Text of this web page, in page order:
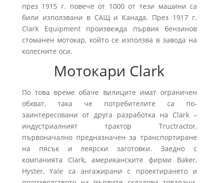
през 1915 г. повече от 1000 от тези машини са
били използвани в САЩ и Канада. През 1917 г.
Clark Equipment произвежда първия бензинов
стоманен мотокар, който се използва в завода на
колесните оси.
Мотокари Clark
По това време обаче вилиците имат ограничен
обхват, така че потребителите са по-
заинтересовани от друга разработка на Clark –
индустриалният трактор Tructractor,
първоначално предназначен за транспортиране
на пясък и леярски заготовки. Заедно с
компанията Clark, американските фирми Baker,
Hyster, Yale са ангажирани с проектирането и